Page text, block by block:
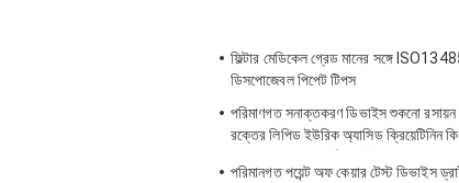
ফিল্টার মেডিকেল গ্রেড মানের সঙ্গে
ডিসপোজেবল পিপেট টিপস
পরিমাণগত সনাক্তকরণ ডিভাইস শুকনো রসায়ন
রক্তের লিপিড ইউরিক অ্যাসিড ক্রিয়েটিনিন
পরিমানগত পয়েন্ট অফ কেয়ার টেস্ট ডিভাইস